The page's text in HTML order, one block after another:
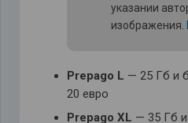
указании
изображения.
Prepago L — 25 Гб и
20 евро
Prepago XL — 35 Гб